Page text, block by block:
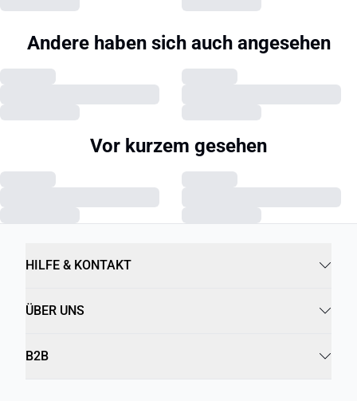
Andere haben sich auch angesehen
Vor kurzem gesehen
HILFE & KONTAKT
ÜBER UNS
B2B